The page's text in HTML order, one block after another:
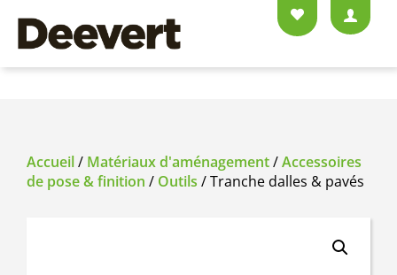
Accueil/ Matériaux d'aménagement/Accessoires
de pose & finition / Outils / Tranche dalles & pavés